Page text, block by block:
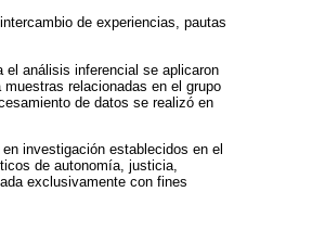
de experiencias, pautas
análisis inferencial se aplicaron
relacionadas en el grupo
de datos se realizó en
investigación establecidos en el
de autonomía, justicia,
exclusivamente con fines